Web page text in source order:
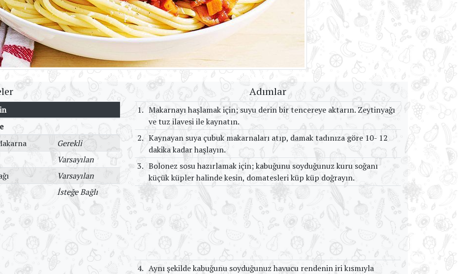
Gerekli
Varsayılan
Varsayılan
İsteğe Bağlı
Adımlar
1. Makarnayı haşlamak için; suyu derin bir tencereye aktarın. Zeytinyağı
ve tuz ilavesi ile kaynatın.
2. Kaynayan suya çubuk makarnaları atıp, damak tadınıza göre 10- 12
dakika kadar haşlayın.
3. Bolonez sosu hazırlamak için; kabuğunu soyduğunuz kuru soğanı
küçük küpler halinde kesin, domatesleri küp küp doğrayın.
4. Aynı şekilde kabuğunu soyduğunuz havucu rendenin iri kısmıyla